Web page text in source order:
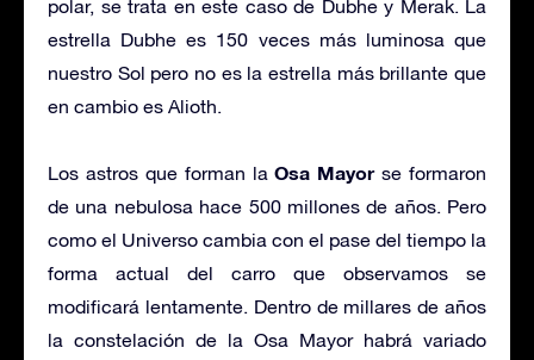
polar, se trata en este caso de Dubhe y Merak. La
estrella Dubhe es 150 veces más luminosa que
nuestro Sol pero no es la estrella más brillante que
en cambio es Alioth.
Los astros que forman laOsa Mayorse formaron
de una nebulosa hace 500 millones de años. Pero
como el Universo cambia con el pase del tiempo la
forma actual del carro que observamos se
modificará lentamente. Dentro de millares de años
la constelación de la Osa Mayor habrá variado